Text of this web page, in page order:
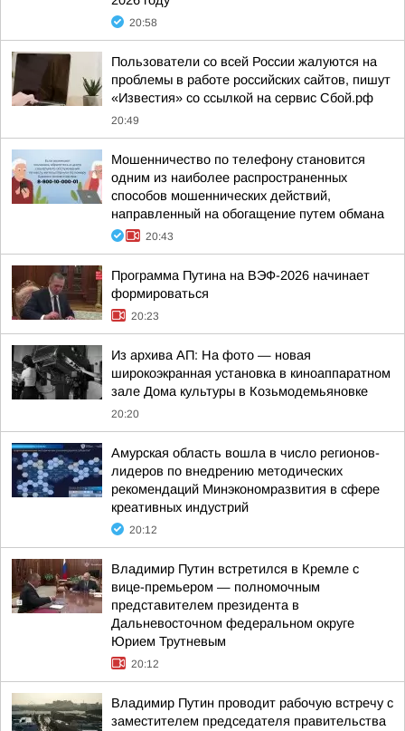
20:58
Пользователи со всей России жалуются на
проблемы в работе российских сайтов, пишут
«Известия» со ссылкой на сервис Сбой.рф
20:49
Мошенничество по телефону становится
одним из наиболее распространенных
способов мошеннических действий,
направленный на обогащение путем обмана
20:43
Программа Путина на ВЭФ-2026 начинает
формироваться
20:23
Из архива АП: На фото — новая
широкоэкранная установка в киноаппаратном
зале Дома культуры в Козьмодемьяновке
20:20
Амурская область вошла в число регионов-
лидеров по внедрению методических
рекомендаций Минэкономразвития в сфере
креативных индустрий
20:12
Владимир Путин встретился в Кремле с
вице-премьером — полномочным
представителем президента в
Дальневосточном федеральном округе
Юрием Трутневым
20:12
Владимир Путин проводит рабочую встречу с
заместителем председателя правительства